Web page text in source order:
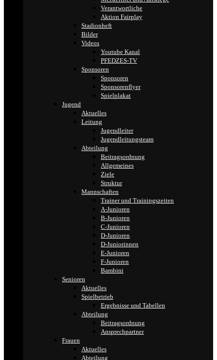
Verantwortliche
Aktion Fairplay
Stadionheft
Bilder
Videos
Youtube Kanal
PFEDZES-TV
Sponsoren
Sponsoren
Sponsorenflyer
Spielplakat
Jugend
Aktuelles
Leitung
Jugendleiter
Jugendleitungsteam
Abteilung
Beitragsordnung
Allgemeines
Ziele
Struktur
Mannschaften
Trainer und Trainingszeiten
A-Junioren
B-Junioren
C-Junioren
D-Junioren
D-Juniorinnen
E-Junioren
F-Junioren
Bambini
Senioren
Aktuelles
Spielbetrieb
Ergebnisse und Tabellen
Abteilung
Beitragsordnung
Ansprechpartner
Frauen
Aktuelles
Abteilung